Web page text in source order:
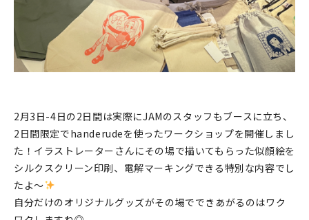
マイアカウント
お買い物ガイド
よくある質問
お問い合わせ
2月3日-4日の2日間は実際にJAMのスタッフもブースに立ち、
2日間限定でhanderudeを使ったワークショップを開催しまし
た！イラストレーターさんにその場で描いてもらった似顔絵を
シルクスクリーン印刷、電解マーキングできる特別な内容でし
たよ～
自分だけのオリジナルグッズがその場でできあがるのはワク